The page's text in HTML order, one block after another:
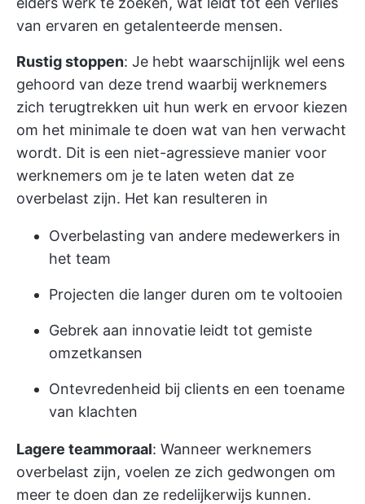
van ervaren en getalenteerde mensen.
Rustig stoppen: Je hebt waarschijnlijk wel eens
gehoord van deze trend waarbij werknemers
zich terugtrekken uit hun werk en ervoor kiezen
om het minimale te doen wat van hen verwacht
wordt. Dit is een niet-agressieve manier voor
werknemers om je te laten weten dat ze
overbelast zijn. Het kan resulteren in
Overbelasting van andere medewerkers in
het team
Projecten die langer duren om te voltooien
Gebrek aan innovatie leidt tot gemiste
omzetkansen
Ontevredenheid bij clients en een toename
van klachten
Lagere teammoraal: Wanneer werknemers
overbelast zijn, voelen ze zich gedwongen om
meer te doen dan ze redelijkerwijs kunnen.